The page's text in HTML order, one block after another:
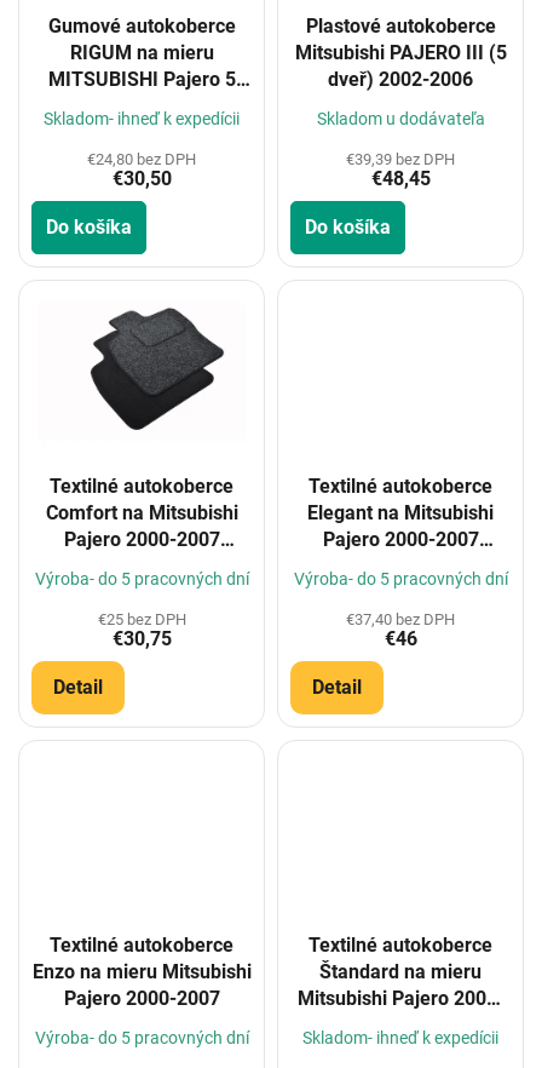
Gumové autokoberce
RIGUM na mieru
MITSUBISHI Pajero 5
Skladom- ihneď k expedícii
€24,80 bez DPH
€30,50
Do košíka
Plastové autokoberce
Mitsubishi PAJERO III (5
dveř) 2002-2006
Skladom u dodávateľa
€39,39 bez DPH
€48,45
Do košíka
Textilné autokoberce
Comfort na Mitsubishi
Pajero 2000-2007
Výroba- do 5 pracovných dní
€25 bez DPH
€30,75
Detail
Textilné autokoberce
Elegant na Mitsubishi
Pajero 2000-2007
Výroba- do 5 pracovných dní
€37,40 bez DPH
€46
Detail
Textilné autokoberce
Enzo na mieru Mitsubishi
Pajero 2000-2007
Výroba- do 5 pracovných dní
Textilné autokoberce
Štandard na mieru
Mitsubishi Pajero 2000-
2007
Skladom- ihneď k expedícii